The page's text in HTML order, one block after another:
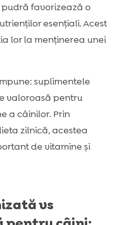
favorizează o
esențiali. Acest
lor la menținerea unei
suplimentele
valoroasă pentru
a câinilor. Prin
zilnică, acestea
de vitamine și
vs